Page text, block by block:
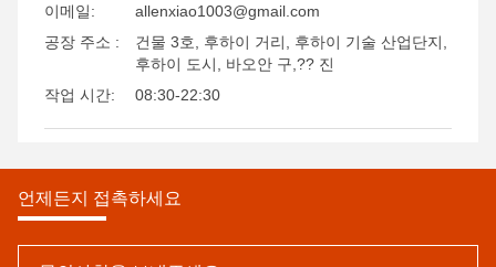
이메일:
allenxiao1003@gmail.com
공장 주소 :
건물 3호, 후하이 거리, 후하이 기술 산업단지,
후하이 도시, 바오안 구,?? 진
작업 시간:
08:30-22:30
언제든지 접촉하세요